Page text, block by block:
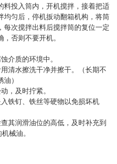
料投入筒内，开机搅拌，接着把适
均匀后，停机扳动翻箱机构，将筒
每次搅拌出料后搅拌筒的复位一定
否则不要开机。
介质的环境中。
清水擦洗干净并擦干。（长期不
）
，及时拧紧。
铁钉、铁丝等硬物以免损坏机
其润滑油位的高低，及时补充到
械油。